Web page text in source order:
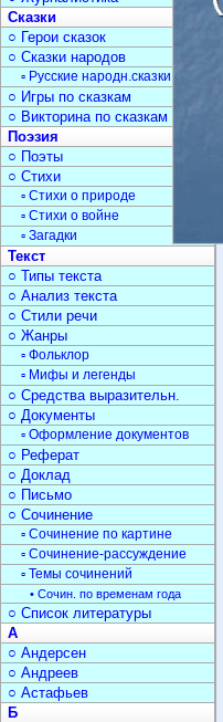
Сказки
○ Герои сказок
○ Сказки народов
▫ Русские народн.сказки
○ Игры по сказкам
○ Викторина по сказкам
Поэзия
○ Поэты
○ Стихи
▫ Стихи о природе
▫ Стихи о войне
▫ Загадки
Текст
○ Типы текста
○ Анализ текста
○ Стили речи
○ Жанры
▫ Фольклор
▫ Мифы и легенды
○ Средства выразительн.
○ Документы
▫ Оформление документов
○ Реферат
○ Доклад
○ Письмо
○ Сочинение
▫ Сочинение по картине
▫ Сочинение-рассуждение
▫ Темы сочинений
• Сочин. по временам года
○ Список литературы
А
○ Андерсен
○ Андреев
○ Астафьев
Б